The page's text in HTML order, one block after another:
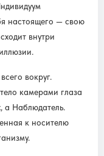
настоящего — свою
внутри
вокруг.
камерами глаза
а Наблюдатель.
к носителю